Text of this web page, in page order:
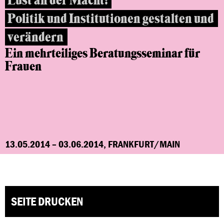
Politik und Institutionen gestalten und
verändern
Ein mehrteiliges Beratungsseminarfür
Frauen
13.05.2014 – 03.06.2014, FRANKFURT/MAIN
SEITE DRUCKEN